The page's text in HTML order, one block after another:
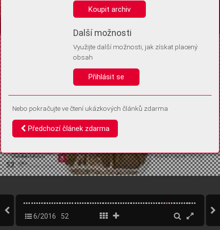
Anonymní unikátní ID
Díky němu příště poznáme, že se jedná o stejné zařízení, a
Identifikátor je zcela anonymní.
Vaše souhlasy a odmítnutí si ukládáme do vašeho zařízení, abychom se
vás už příště znovu neptali. Můžete je kdykoli později upravit ve Správě
6/2016 52
Koupit archiv
Další možnosti
Využijte další možnosti, jak získat placený
obsah
Přihlásit se
Nebo pokračujte ve čtení ukázkových článků zdarma
Předchozí článek zdarma